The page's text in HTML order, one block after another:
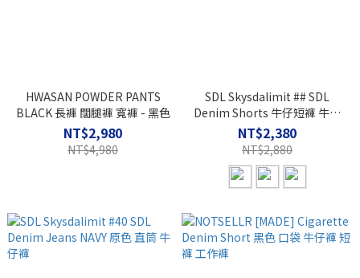
HWASAN POWDER PANTS
BLACK 長褲 闊腿褲 寬褲 - 黑色
NT$2,980
NT$4,980
SDL Skysdalimit ## SDL
Denim Shorts 牛仔短褲 牛仔
褲 短褲
NT$2,380
NT$2,880